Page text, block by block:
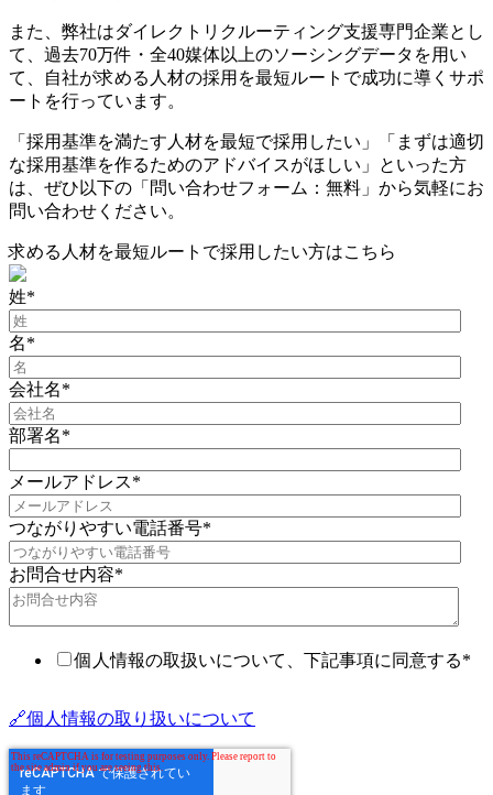
また、弊社はダイレクトリクルーティング支援専門企業とし
て、過去70万件・全40媒体以上のソーシングデータを用い
て、自社が求める人材の採用を最短ルートで成功に導くサポ
ートを行っています。
「採用基準を満たす人材を最短で採用したい」「まずは適切
な採用基準を作るためのアドバイスがほしい」といった方
は、ぜひ以下の「問い合わせフォーム：無料」から気軽にお
問い合わせください。
求める人材を最短ルートで採用したい方はこちら
姓*
名*
会社名*
部署名*
メールアドレス*
つながりやすい電話番号*
お問合せ内容*
個人情報の取扱いについて、下記事項に同意する*
🔗個人情報の取り扱いについて